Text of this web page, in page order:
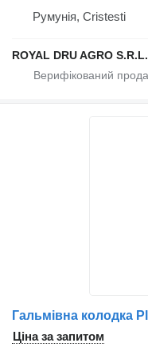
Румунія, Cristesti
ROYAL DRU AGRO S.R.L.
Ціна за запитом